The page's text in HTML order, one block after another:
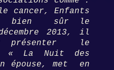
cancer, Enfants
bien sûr le
2013, il
présenter le
« La Nuit des
épouse, met en